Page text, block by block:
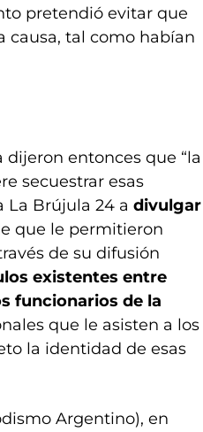
pretendió evitar que
causa, tal como habían
entonces que “la
secuestrar esas
La Brújula 24 a divulgar
que le permitieron
de su difusión
existentes entre
funcionarios de la
que le asisten a los
la identidad de esas
Argentino), en